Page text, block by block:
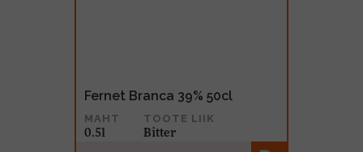
Fernet Branca 39% 50cl
MAHT
0.5l
TOOTE LIIK
Bitter